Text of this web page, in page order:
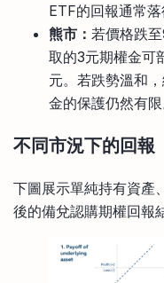
ETF的回報通常落
熊市： 若價格跌
取的3元期權金可
元。若跌勢溫和
金的保護仍然有限
不同市況下的回報
下圖展示單純持有資產
後的備兌認購期權回報